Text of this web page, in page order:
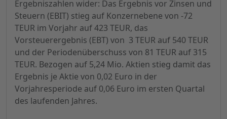
Ergebniszahlen wider: Das Ergebnis vor Zinsen und
Steuern (EBIT) stieg auf Konzernebene von -72
TEUR im Vorjahr auf 423 TEUR, das
Vorsteuerergebnis (EBT) von 3 TEUR auf 540 TEUR
und der Periodenüberschuss von 81 TEUR auf 315
TEUR. Bezogen auf 5,24 Mio. Aktien stieg damit das
Ergebnis je Aktie von 0,02 Euro in der
Vorjahresperiode auf 0,06 Euro im ersten Quartal
des laufenden Jahres.